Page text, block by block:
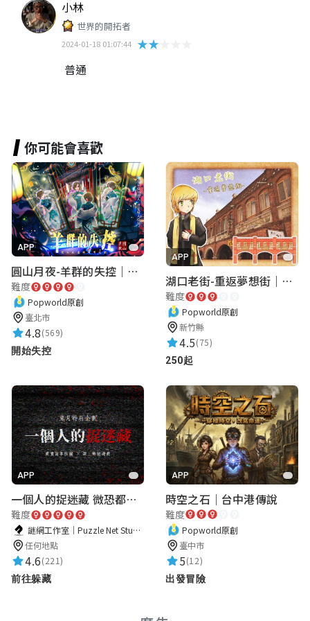
小林
世界的開拓者
2024-01-18 01:07:44 ★★★★★
普通
你可能會喜歡
APP
圓山月夜-羊群的失控｜圓山飯店 ARG實境解謎遊戲
難度
Popworld原創
臺北市
4.8(569)
開始失控
APP
湖口老街-重返夢想街｜新竹老街城市解謎
難度
Popworld原創
新竹縣
4.5(75)
250起
APP
一個人的捉迷藏 微恐都市傳說
難度
謎網工作室｜Puzzle Net Studio
任何地點
4.6(221)
前往躲藏
APP
時空之石｜台中港傳說
難度
Popworld原創
臺中市
5(12)
出發冒險